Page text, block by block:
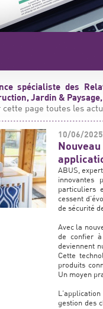
spécialiste des
Jardin &
page toutes les
10/06/2025
ABUS,
innovantes
particuliers
cessent
de sécurité
Avec la
de confier
deviennent
Cette
produits
Un moyen
gestion des